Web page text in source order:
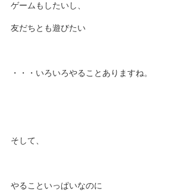
ゲームもしたいし、
友だちとも遊びたい
・・・いろいろやることありますね。
そして、
やることいっぱいなのに